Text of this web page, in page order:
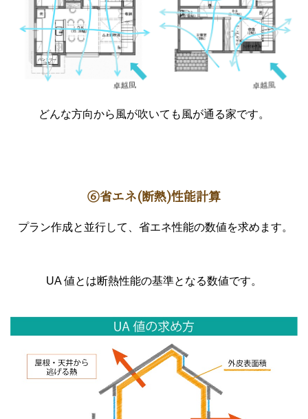
どんな方向から風が吹いても風が通る家です。
⑥省エネ(断熱)性能計算
プラン作成と並行して、省エネ性能の数値を求めます。
UA 値とは断熱性能の基準となる数値です。